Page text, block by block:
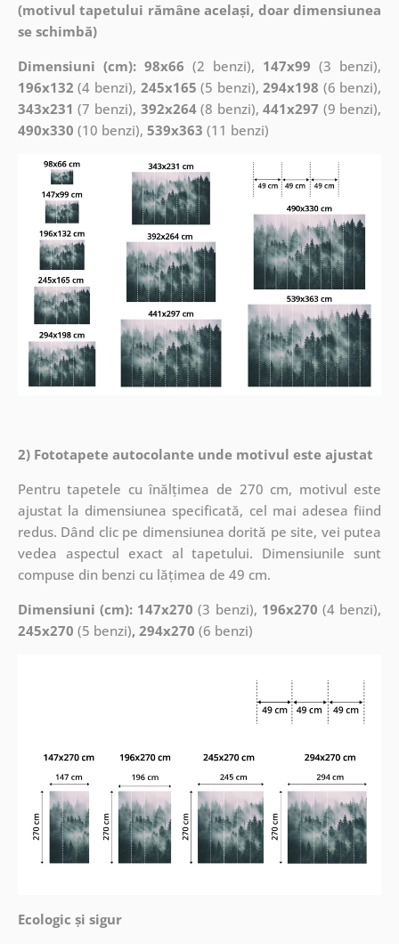
(motivul tapetului rămâne același, doar dimensiunea
se schimbă)
Dimensiuni (cm): 98x66 (2 benzi), 147x99 (3 benzi),
196x132 (4 benzi), 245x165 (5 benzi),294x198 (6 benzi),
343x231 (7 benzi), 392x264(8 benzi),441x297 (9 benzi),
490x330 (10 benzi), 539x363 (11 benzi)
2) Fototapete autocolante unde motivul este ajustat
Pentru tapetele cu înălțimea de 270 cm, motivul este
ajustat la dimensiunea specificată, cel mai adesea fiind
redus. Dând clic pe dimensiunea dorită pe site, vei putea
vedea aspectul exact al tapetului. Dimensiunile sunt
compuse din benzi cu lățimea de 49 cm.
Dimensiuni (cm): 147x270 (3 benzi), 196x270 (4 benzi),
245x270 (5 benzi), 294x270 (6 benzi)
Ecologic și sigur